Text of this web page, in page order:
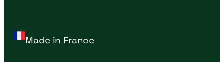
Made in France